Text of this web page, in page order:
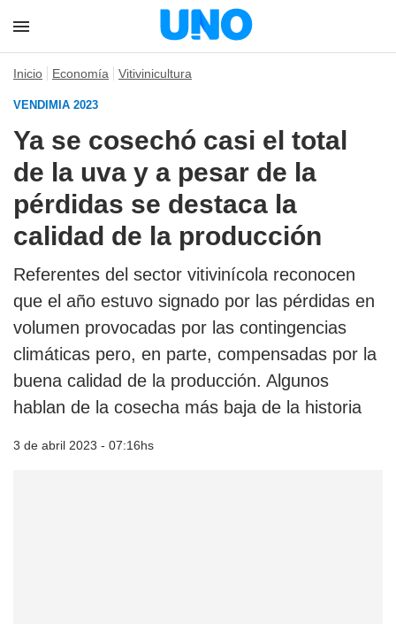
Inicio Economía Vitivinicultura
VENDIMIA 2023
Ya se cosechó casi el total
de la uva y a pesar de la
pérdidas se destaca la
calidad de la producción
Referentes del sector vitivinícola reconocen
que el año estuvo signado por las pérdidas en
volumen provocadas por las contingencias
climáticas pero, en parte, compensadas por la
buena calidad de la producción. Algunos
hablan de la cosecha más baja de la historia
3 de abril 2023 - 07:16hs